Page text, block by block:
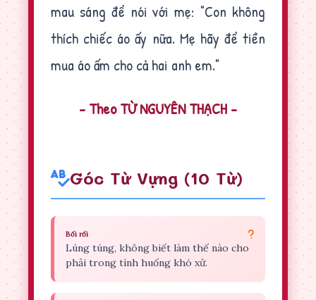
mau sáng để nói với mẹ: "Con không
thích chiếc áo ấy nữa. Mẹ hãy để tiền
mua áo ấm cho cả hai anh em."
- Theo TỪ NGUYÊN THẠCH -
Góc Từ Vựng (10 Từ)
Bối rối
Lúng túng, không biết làm thế nào cho
phải trong tình huống khó xử.